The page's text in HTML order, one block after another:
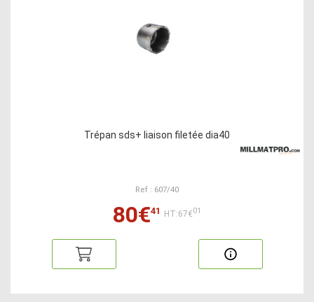
Trépan sds+ liaison filetée dia40
Ref : 607/40
80€41 HT:67€01